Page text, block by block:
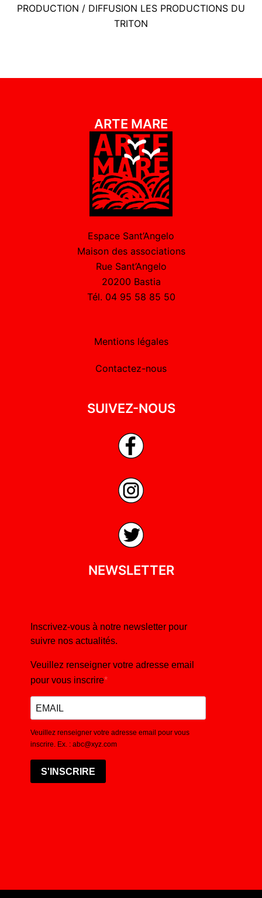
PRODUCTION / DIFFUSION LES PRODUCTIONS DU
TRITON
ARTE MARE
Espace Sant’Angelo
Maison des associations
Rue Sant’Angelo
20200 Bastia
Tél. 04 95 58 85 50
Mentions légales
Contactez-nous
SUIVEZ-NOUS
NEWSLETTER
Inscrivez-vous à notre newsletter pour
suivre nos actualités.
Veuillez renseigner votre adresse email
pour vous inscrire
Veuillez renseigner votre adresse email pour vous
inscrire. Ex. : abc@xyz.com
S'INSCRIRE